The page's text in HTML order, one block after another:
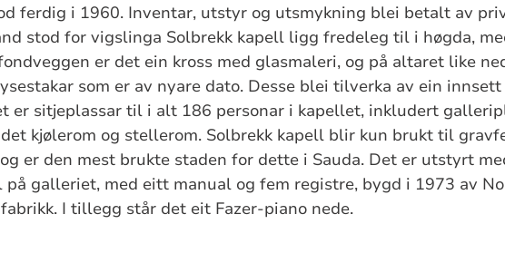
ferdig i 1960. Inventar, utstyr og utsmykning blei betalt av
stod for vigslinga Solbrekk kapell ligg fredeleg til i høgda,
er det ein kross med glasmaleri, og på altaret like
som er av nyare dato. Desse blei tilverka av ein
er sitjeplassar til i alt 186 personar i kapellet, inkludert
kjølerom og stellerom. Solbrekk kapell blir kun brukt til
er den mest brukte staden for dette i Sauda. Det er utstyrt
på galleriet, med eitt manual og fem registre, bygd i 1973 av
I tillegg står det eit Fazer-piano nede.